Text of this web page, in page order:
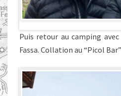
Puis retour au camping
Fassa. Collation au “Picol